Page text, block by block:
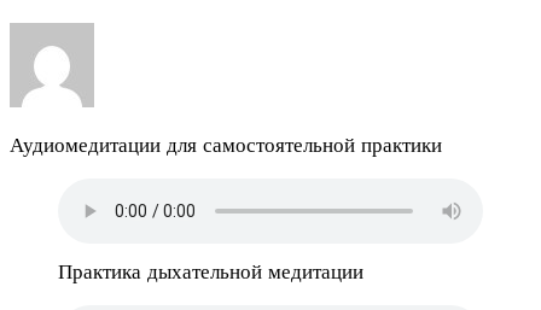
Аудиомедитации для самостоятельной практики
Практика дыхательной медитации